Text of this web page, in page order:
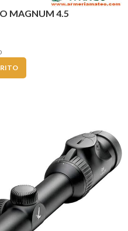
MAGNUM 4.5